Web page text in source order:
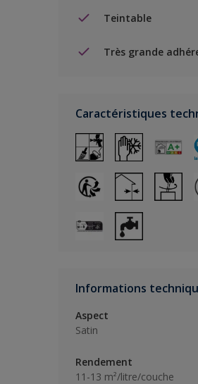
Teintable
Très grande
Caractéristiques
Informations
Aspect
Satin
Rendement
11-13 m²/litre/couche